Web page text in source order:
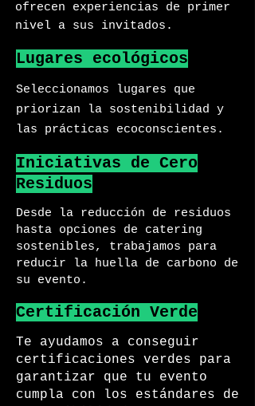
ofrecen experiencias de primer
nivel a sus invitados.
Lugares ecológicos
Seleccionamos lugares que
priorizan la sostenibilidad y
las prácticas ecoconscientes.
Iniciativas de Cero
Residuos
Desde la reducción de residuos
hasta opciones de catering
sostenibles, trabajamos para
reducir la huella de carbono de
su evento.
Certificación Verde
Te ayudamos a conseguir
certificaciones verdes para
garantizar que tu evento
cumpla con los estándares de